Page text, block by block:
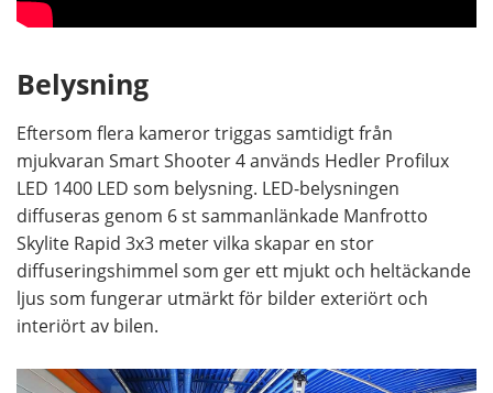
Belysning
Eftersom flera kameror triggas samtidigt från
mjukvaran Smart Shooter 4 används Hedler Profilux
LED 1400 LED som belysning. LED-belysningen
diffuseras genom 6 st sammanlänkade Manfrotto
Skylite Rapid 3x3 meter vilka skapar en stor
diffuseringshimmel som ger ett mjukt och heltäckande
ljus som fungerar utmärkt för bilder exteriört och
interiört av bilen.